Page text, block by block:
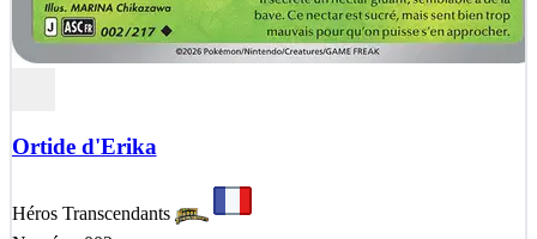
Ortide d'Erika
Héros Transcendants